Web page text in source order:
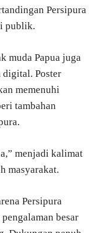
Persipura
publik.
muda Papua juga
Poster
memenuhi
tambahan
menjadi kalimat
masyarakat.
Persipura
besar